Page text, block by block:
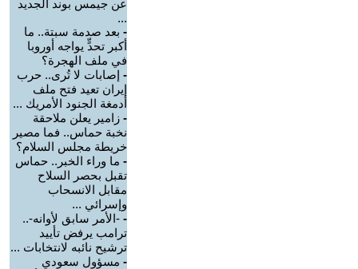
عن جيمس بوند الجديد
...
- بعد صدمة سبتة.. ما
أكبر تحدٍّ يواجه أوروبا
في ملف الهجرة؟
- إصابات لا تُرى.. حرب
إيران تعيد فتح ملف
أدمغة الجنود الأمريك ...
- زامير يعلن ملاحقة
نخبة حماس.. فما مصير
خريطة مجلس السلام؟
- ما وراء الخبر.. حماس
تقبل بحصر السلاح
مقابل الانسحاب
وإسرائي ...
- -الأمر سابق لأوانه-..
ترامب يرفض تأييد
ترشيح نائبه لانتخابات ...
- مسؤول سعودي